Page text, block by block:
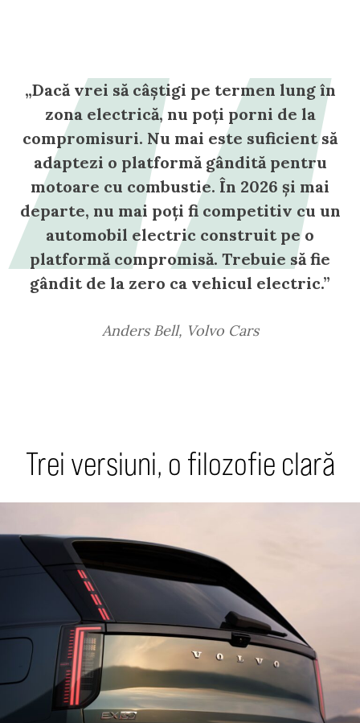
„Dacă vrei să câștigi pe termen lung în
zona electrică, nu poți porni de la
compromisuri. Nu mai este suficient să
adaptezi o platformă gândită pentru
motoare cu combustie. În 2026 și mai
departe, nu mai poți fi competitiv cu un
automobil electric construit pe o
platformă compromisă. Trebuie să fie
gândit de la zero ca vehicul electric.”
Anders Bell, Volvo Cars
Trei versiuni, o filozofie clară